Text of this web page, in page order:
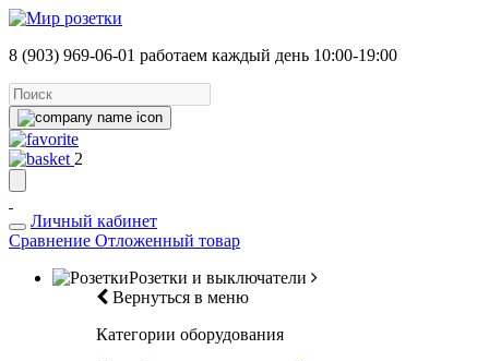
8 (903) 969-06-01 работаем каждый день 10:00-19:00
2
Личный кабинет
Сравнение Отложенный товар
Розетки и выключатели
Вернуться в меню
Категории оборудования